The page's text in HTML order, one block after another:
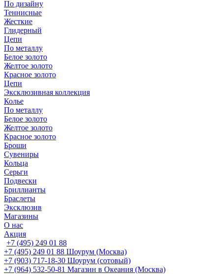
По дизайну
Теннисные
Жесткие
Глидерный
Цепи
По металлу
Белое золото
Желтое золото
Красное золото
Цепи
Эксклюзивная коллекция
Колье
По металлу
Белое золото
Желтое золото
Красное золото
Броши
Сувениры
Кольца
Серьги
Подвески
Бриллианты
Браслеты
Эксклюзив
Магазины
О нас
Акция
+7 (495) 249 01 88
+7 (495) 249 01 88 Шоурум (Москва)
+7 (903) 717-18-30 Шоурум (сотовый)
+7 (964) 532-50-81 Магазин в Океания (Москва)